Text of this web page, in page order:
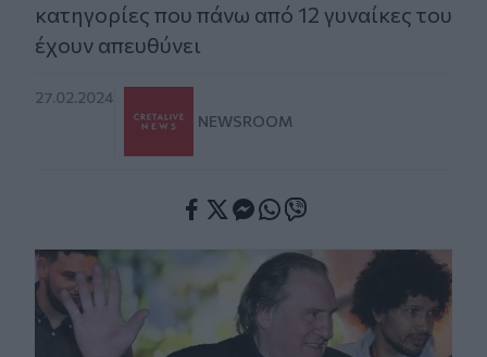
κατηγορίες που πάνω από 12 γυναίκες του
έχουν απευθύνει
27.02.2024
NEWSROOM